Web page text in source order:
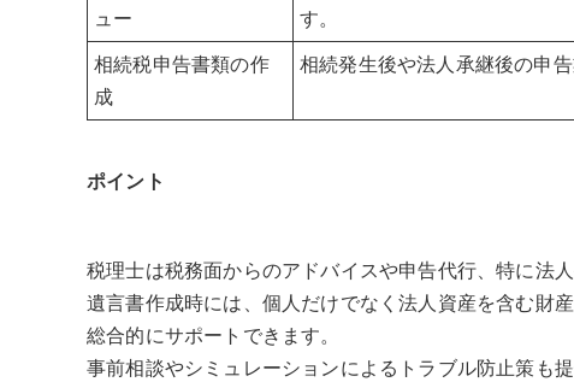
ュー
す。
相続税申告書類の作
成
相続発生後や法人承継後の申
ポイント
税理士は税務面からのアドバイスや申告代行、特に法
遺言書作成時には、個人だけでなく法人資産を含む財
総合的にサポートできます。
事前相談やシミュレーションによるトラブル防止策も提